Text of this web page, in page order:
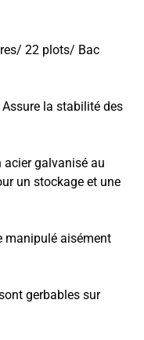
22 plots/ Bac
Assure la stabilité des
acier galvanisé au
un stockage et une
manipulé aisément
gerbables sur